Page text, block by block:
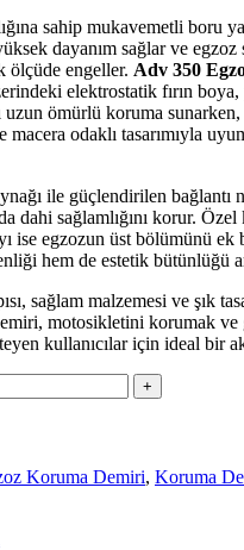
sahip mukavemetli boru
dayanım sağlar ve
ölçüde engeller. Adv 350
elektrostatik fırın boya,
uzun ömürlü koruma
macera odaklı tasarımıyla
ile güçlendirilen bağlantı
dahi sağlamlığını korur. Özel
ise egzozun üst bölümünü ek
hem de estetik bütünlüğü
sağlam malzemesi ve şık
motosikletini korumak ve
kullanıcılar için ideal bir
Koruma Demiri, Koruma